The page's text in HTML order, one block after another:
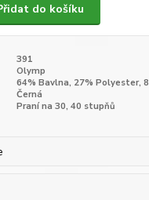
do košíku
391
Olymp
64% Bavlna, 27% Polyester,
Černá
Praní na 30, 40 stupňů